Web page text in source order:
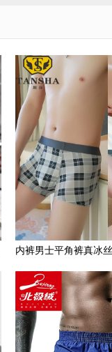
内裤男士平角裤真冰
性感潮流男